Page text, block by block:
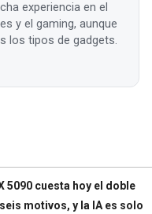
experiencia en el
y el gaming, aunque
los tipos de gadgets.
5090 cuesta hoy el doble
motivos, y la IA es solo